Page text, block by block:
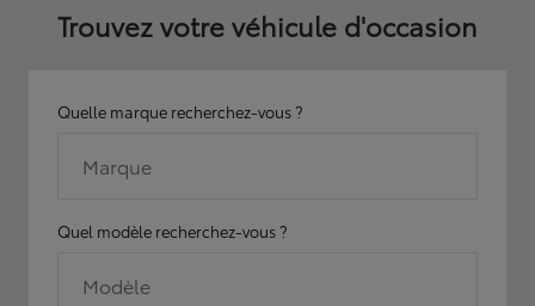
Trouvez votre véhicule d'occasion
Quelle marque recherchez-vous ?
Marque
Quel modèle recherchez-vous ?
Modèle